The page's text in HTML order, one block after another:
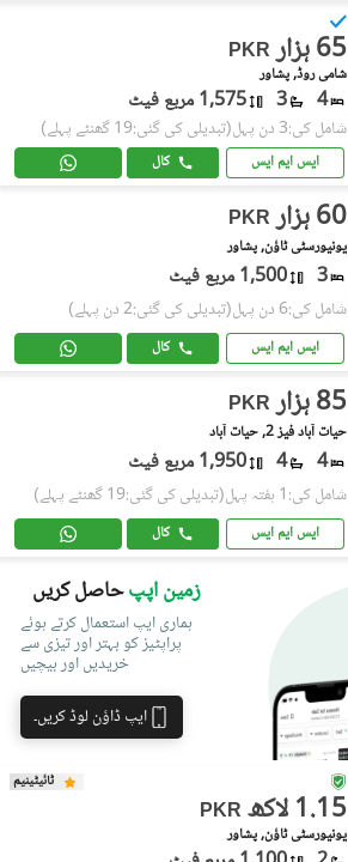
PKR 65 ہزار
شامی روڈ, پشاور
4
3 1,575 مربع فیٹ
شامل کی:3 دن پہل (تبدیلی کی گئی:19 گھنٹے پہلے)
ایس ایم ایس کال
PKR 60 ہزار
یونیورسٹی ٹاؤن, پشاور
3 1,500 مربع فیٹ
شامل کی:6 دن پہل (تبدیلی کی گئی:2 دن پہلے)
ایس ایم ایس کال
PKR 85 ہزار
حیات آباد فیز 2, حیات آباد
4
4 1,950 مربع فیٹ
شامل کی:1 ہفتہ پہل (تبدیلی کی گئی:19 گھنٹے پہلے)
ایس ایم ایس کال
زمین اپپحاصل کریں
ہماری ایپ استعمال کرتے ہوئے
پراپٹیز کو بہتر اور تیزی سے
خریدیں اور بیچیں
ایپ ڈاؤن لوڈ کریں۔
ٹائیٹینیم
PKR 1.15 لاکھ
یونیورسٹی ٹاؤن, پشاور